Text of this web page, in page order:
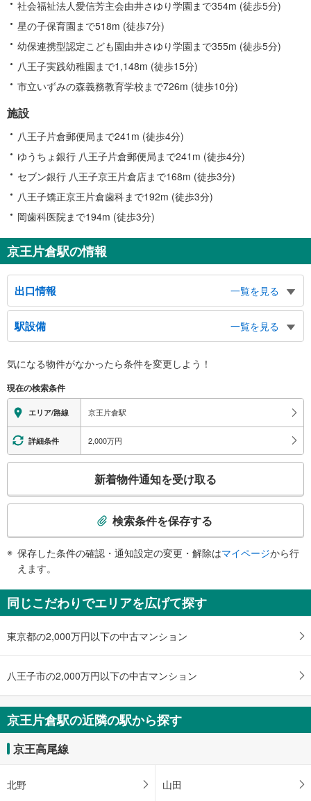
社会福祉法人愛信芳主会由井さゆり学園まで354m (徒歩5分)
星の子保育園まで518m (徒歩7分)
幼保連携型認定こども園由井さゆり学園まで355m (徒歩5分)
八王子実践幼稚園まで1,148m (徒歩15分)
市立いずみの森義務教育学校まで726m (徒歩10分)
施設
八王子片倉郵便局まで241m (徒歩4分)
ゆうちょ銀行 八王子片倉郵便局まで241m (徒歩4分)
セブン銀行 八王子京王片倉店まで168m (徒歩3分)
八王子矯正京王片倉歯科まで192m (徒歩3分)
岡歯科医院まで194m (徒歩3分)
京王片倉駅の情報
出口情報
一覧を見る
出口
片倉町方面、由井市民センター、片倉城址公園、都立片倉高等学校
駅設備
一覧を見る
※段差なしでの移動経路
地上⇔改札⇔ホーム：○
※７：００～２１：３０以外の時間に車椅子で利用する場合、北野駅に要
事前連絡
エレベータ
・１番線ホーム⇔橋上連絡通路（改札内）
・２番線ホーム（ホーム直結）⇔橋上連絡通路（改札内）
《多機能トイレ》
・改札内
・２番線ホーム⇔改札
・改札⇔地上出口
その他
・ＡＥＤ
気になる物件がなかったら条件を変更しよう！
現在の検索条件
エリア/路線 京王片倉駅
詳細条件 2,000万円
検
知
を
け
・
件
を
マ
イ
ー
新着物件通知を受け取る
検索条件を保存する
保存した条件の確認・通知設定の変更・解除はマイページから行
えます。
同じこだわりでエリアを広げて探す
東京都の2,000万円以下の中古マンション
八王子市の2,000万円以下の中古マンション
京王片倉駅の近隣の駅から探す
京王高尾線
北野 山田